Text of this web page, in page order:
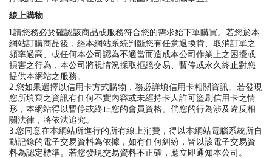
線上購物
1.請您務必於確認該商品或服務符合您的需求始下單購買。若您於本
網站訂購商品後，經本網站系統判斷您有任意退換貨、取消訂單之
頻率過高、或任何本公司認為不適當而造成本公司作業上之困擾或
損害之行為，本公司將視情況採取拒絕交易、暫停或永久終止對您
提供本網站之服務。
2.您如果選擇以信用卡方式購物，務必詳填信用卡相關資訊。若發現
您所填寫之資訊有任何不實內容或未經持卡人許可盜刷信用卡之情
形，本網站得以暫停或終止您的會員資格。倘您的行為涉及違反相
關法律，將依法追究。
3.您同意在本網站所進行的所有線上消費，得以本網站電腦系統所自
動記錄的電子交易資料為依據，如有任何糾紛，皆以該電子交易資
料為認定標準。若您發現交易資料不正確，應立即通知本公司。